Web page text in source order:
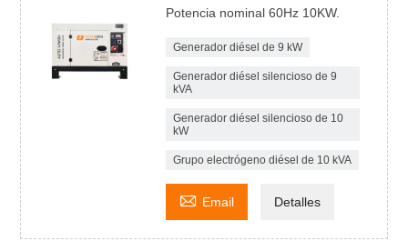
Potencia nominal 60Hz 10KW.
Generador diésel de 9 kW
Generador diésel silencioso de 9
kVA
Generador diésel silencioso de 10
kW
Grupo electrógeno diésel de 10 kVA
 Email Detalles